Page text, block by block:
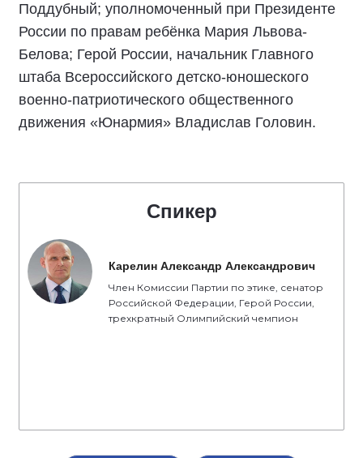
Поддубный; уполномоченный при Президенте
России по правам ребёнка Мария Львова-
Белова; Герой России, начальник Главного
штаба Всероссийского детско-юношеского
военно-патриотического общественного
движения «Юнармия» Владислав Головин.
Спикер
Карелин Александр Александрович
Член Комиссии Партии по этике, сенатор
Российской Федерации, Герой России,
трехкратный Олимпийский чемпион